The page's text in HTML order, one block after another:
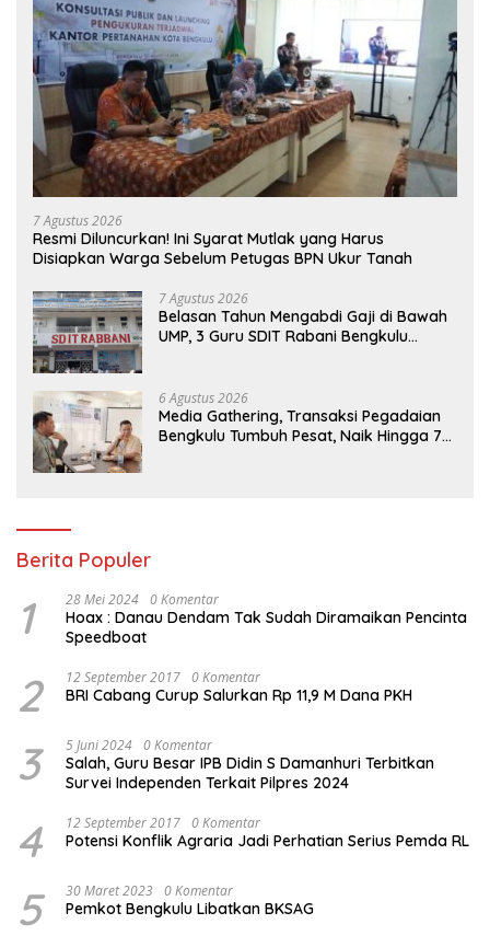
7 Agustus 2026
Resmi Diluncurkan! Ini Syarat Mutlak yang Harus
Disiapkan Warga Sebelum Petugas BPN Ukur Tanah
7 Agustus 2026
Belasan Tahun Mengabdi Gaji di Bawah
UMP, 3 Guru SDIT Rabani Bengkulu
6 Agustus 2026
Media Gathering, Transaksi Pegadaian
Bengkulu Tumbuh Pesat, Naik Hingga 70
Berita Populer
1 28 Mei 2024 0 Komentar
Hoax : Danau Dendam Tak Sudah Diramaikan Pencinta
Speedboat
2 12 September 2017 0 Komentar
BRI Cabang Curup Salurkan Rp 11,9 M Dana PKH
3 5 Juni 2024 0 Komentar
Salah, Guru Besar IPB Didin S Damanhuri Terbitkan
Survei Independen Terkait Pilpres 2024
4 12 September 2017 0 Komentar
Potensi Konflik Agraria Jadi Perhatian Serius Pemda RL
5 30 Maret 2023 0 Komentar
Pemkot Bengkulu Libatkan BKSAG